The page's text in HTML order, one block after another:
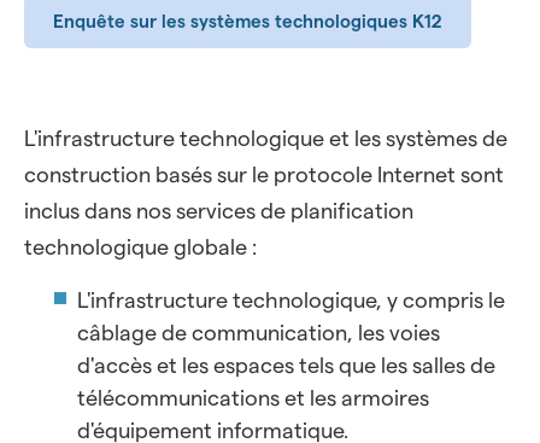
Enquête sur les systèmes technologiques K12
L'infrastructure technologique et les systèmes de
construction basés sur le protocole Internet sont
inclus dans nos services de planification
technologique globale :
L'infrastructure technologique, y compris le
câblage de communication, les voies
d'accès et les espaces tels que les salles de
télécommunications et les armoires
d'équipement informatique.